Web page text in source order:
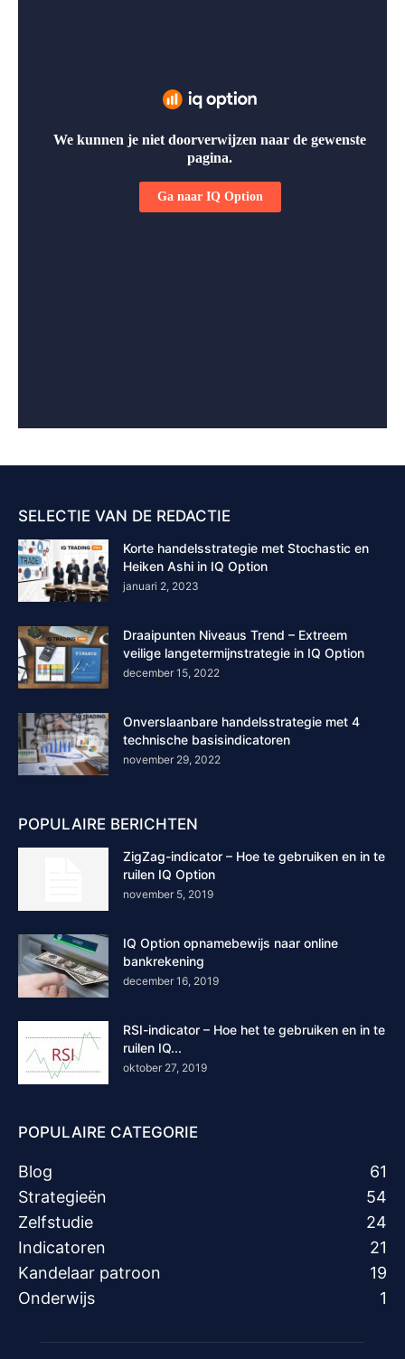
SELECTIE VAN DE REDACTIE
Korte handelsstrategie met Stochastic en
Heiken Ashi in IQ Option
januari 2, 2023
Draaipunten Niveaus Trend – Extreem
veilige langetermijnstrategie in IQ Option
december 15, 2022
Onverslaanbare handelsstrategie met 4
technische basisindicatoren
november 29, 2022
POPULAIRE BERICHTEN
ZigZag-indicator – Hoe te gebruiken en in te
ruilen IQ Option
november 5, 2019
IQ Option opnamebewijs naar online
bankrekening
december 16, 2019
RSI-indicator – Hoe het te gebruiken en in te
ruilen IQ...
oktober 27, 2019
POPULAIRE CATEGORIE
Blog
61
Strategieën
54
Zelfstudie
24
Indicatoren
21
Kandelaar patroon
19
Onderwijs
1